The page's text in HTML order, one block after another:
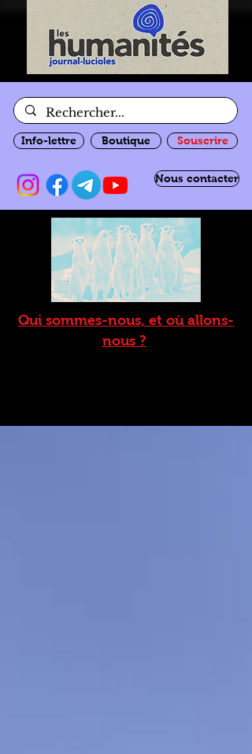
Info-lettre Boutique Souscrire
Nous contacter
Qui sommes-nous, et où allons-
nous ?